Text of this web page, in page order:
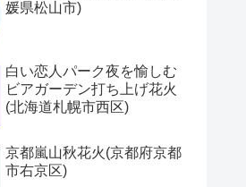
媛県松山市)
白い恋人パーク夜を愉しむ
ビアガーデン打ち上げ花火
(北海道札幌市西区)
京都嵐山秋花火(京都府京都
市右京区)